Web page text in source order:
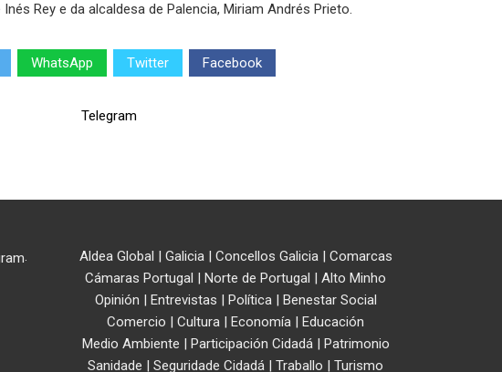
Rey e da alcaldesa de Palencia, Miriam Andrés Prieto.
WhatsApp Twitter Facebook
. Aldea Global Galicia| Concellos Galicia| Comarcas
Cámaras Portugal
Norte de Portugal
Alto Minho
Opinión
Entrevistas Política|
Benestar Social
Comercio
Cultura Economía
Educación
Medio Ambiente
Participación Cidadá|
Patrimonio
Sanidade
Seguridade Cidadá Traballo
Turismo